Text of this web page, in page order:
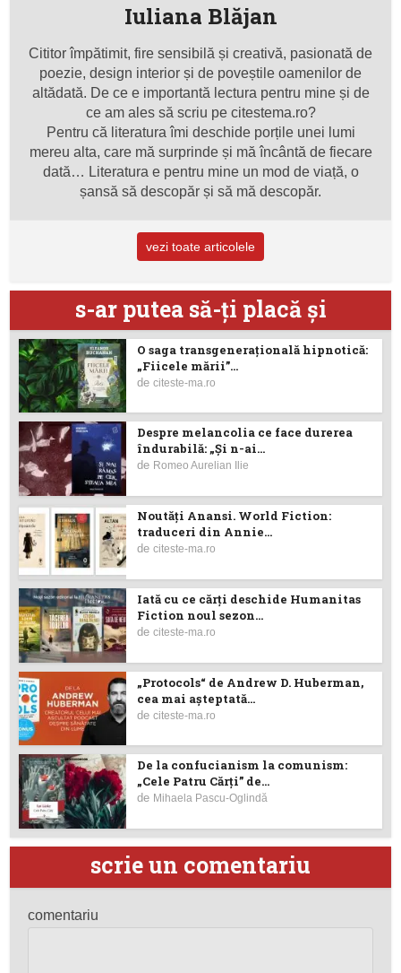
Iuliana Blăjan
Cititor împătimit, fire sensibilă și creativă, pasionată de
poezie, design interior și de poveștile oamenilor de
altădată. De ce e importantă lectura pentru mine și de
ce am ales să scriu pe citestema.ro?
Pentru că literatura îmi deschide porțile unei lumi
mereu alta, care mă surprinde și mă încântă de fiecare
dată… Literatura e pentru mine un mod de viață, o
șansă să descopăr și să mă descopăr.
vezi toate articolele
s-ar putea să-ţi placă şi
O saga transgenerațională hipnotică:
„Fiicele mării”...
deciteste-ma.ro
Despre melancolia ce face durerea
îndurabilă: „Și n-ai...
de Romeo Aurelian Ilie
Noutăţi Anansi. World Fiction:
traduceri din Annie...
deciteste-ma.ro
Iată cu ce cărţi deschide Humanitas
Fiction noul sezon...
deciteste-ma.ro
„Protocols“ de Andrew D. Huberman,
cea mai așteptată...
deciteste-ma.ro
De la confucianism la comunism:
„Cele Patru Cărți” de...
de Mihaela Pascu-Oglindă
scrie un comentariu
comentariu